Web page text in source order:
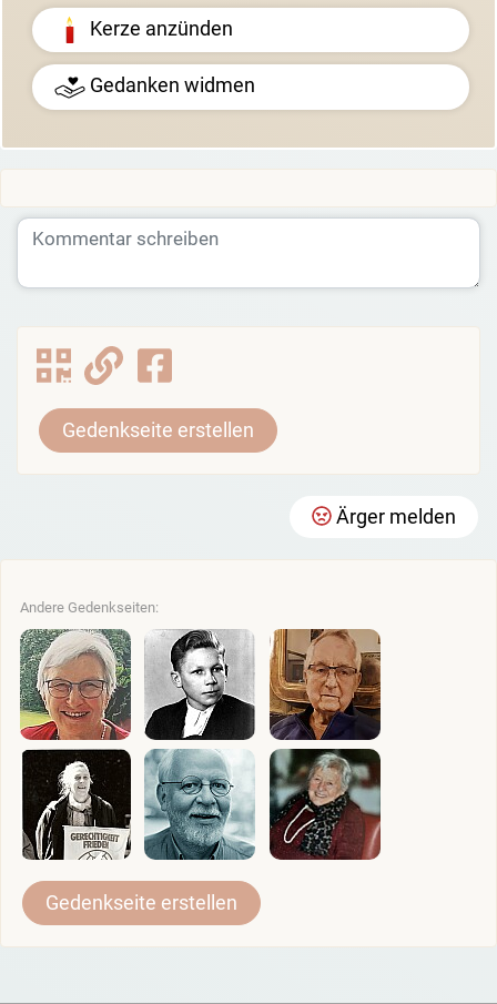
Kerze anzünden
Gedanken widmen
Gedenkseite erstellen
Ärger melden
Andere Gedenkseiten:
Gedenkseite erstellen